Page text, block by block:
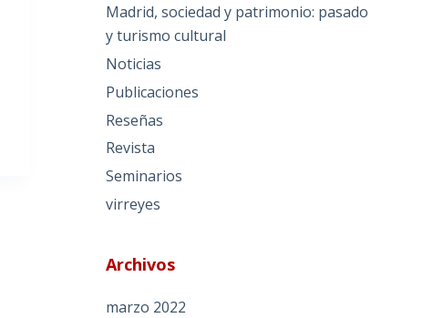
Madrid, sociedad y patrimonio: pasado
y turismo cultural
Noticias
Publicaciones
Reseñas
Revista
Seminarios
virreyes
Archivos
marzo 2022